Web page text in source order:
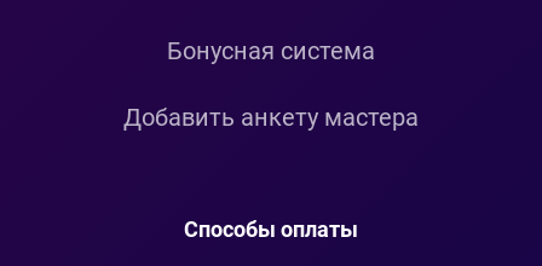
Бонусная система
Добавить анкету мастера
Способы оплаты